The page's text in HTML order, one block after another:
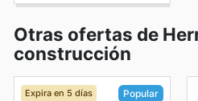
Otras ofertas de
construcción
Expira en 5 días Popular